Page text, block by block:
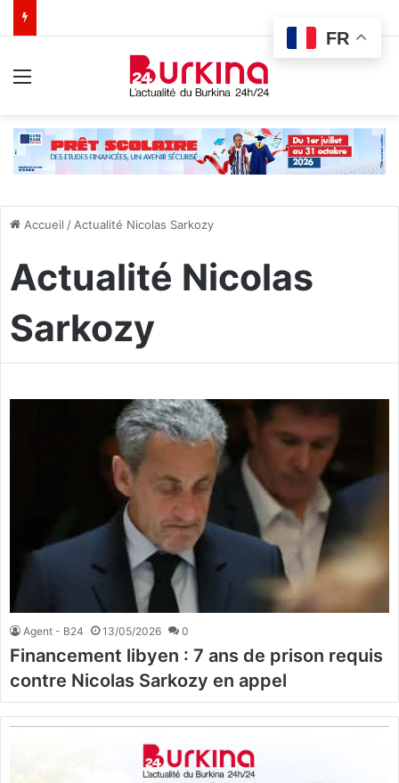
Accueil / Actualité Nicolas Sarkozy
Actualité Nicolas
Sarkozy
Agent - B24 13/05/2026 0
Financement libyen : 7 ans de prison requis
contre Nicolas Sarkozy en appel
FR